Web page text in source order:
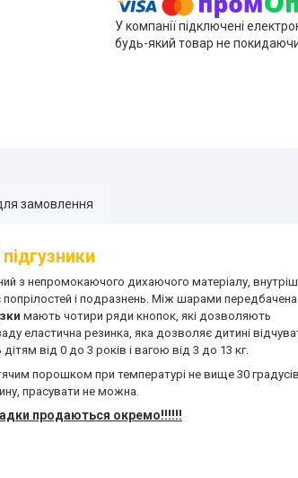
У компанії підключені
будь-який товар не
замовлення
з непромокаючого дихаючого матеріалу,
і подразнень. Між шарами передбачена
мають чотири ряди кнопок, які дозволяють
еластична резинка, яка дозволяє дитині
від 0 до 3 років і вагою від 3 до 13 кг.
порошком при температурі не вище 30 градусів.
прасувати не можна.
продаються окремо!!!!!!